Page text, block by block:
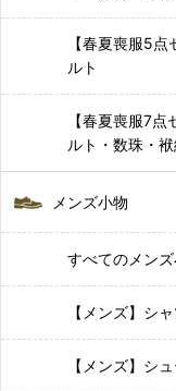
【春夏喪服5
ルト
【春夏喪服7
ルト・数珠・
メンズ小物
すべてのメン
【メンズ】シ
【メンズ】シ